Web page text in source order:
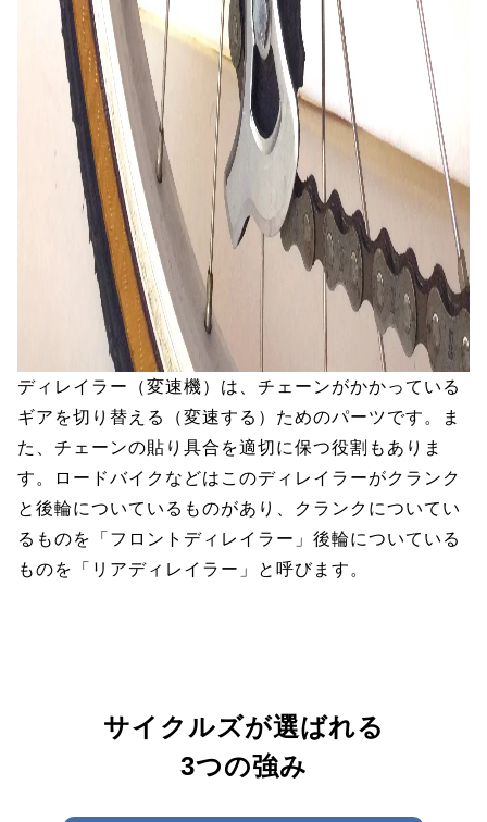
ディレイラー（変速機）は、チェーンがかかっている
ギアを切り替える（変速する）ためのパーツです。ま
た、チェーンの貼り具合を適切に保つ役割もありま
す。ロードバイクなどはこのディレイラーがクランク
と後輪についているものがあり、クランクについてい
るものを「フロントディレイラー」後輪についている
ものを「リアディレイラー」と呼びます。
サイクルズが選ばれる
3つの強み